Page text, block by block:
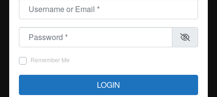
Username or Email
Password
Remember Me
LOGIN